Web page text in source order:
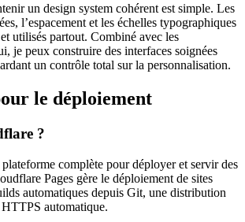
un design system cohérent est simple. Les
l’espacement et les échelles typographiques
utilisés partout. Combiné avec les
je peux construire des interfaces soignées
un contrôle total sur la personnalisation.
le déploiement
?
complète pour déployer et servir des
Pages gère le déploiement de sites
automatiques depuis Git, une distribution
automatique.